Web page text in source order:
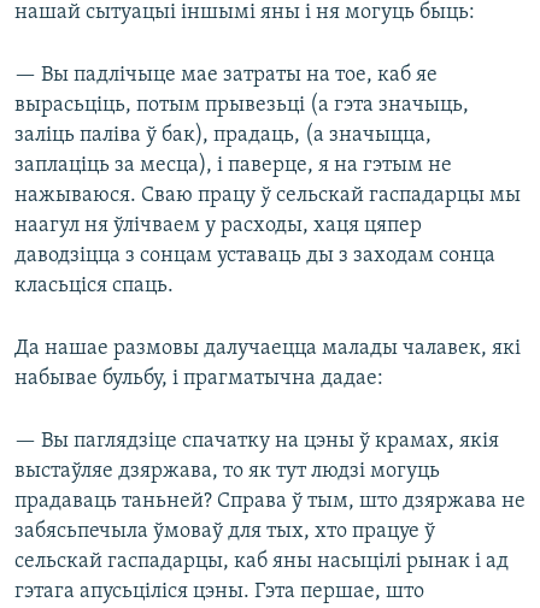
нашай сытуацыі іншымі яны і ня могуць быць:
— Вы падлічыце мае затраты на тое, каб яе
вырасьціць, потым прывезьці (а гэта значыць,
заліць паліва ў бак), прадаць, (а значыцца,
заплаціць за месца), і паверце, я на гэтым не
нажываюся. Сваю працу ў сельскай гаспадарцы мы
наагул ня ўлічваем у расходы, хаця цяпер
даводзіцца з сонцам уставаць ды з заходам сонца
класьціся спаць.
Да нашае размовы далучаецца малады чалавек, які
набывае бульбу, і прагматычна дадае:
— Вы паглядзіце спачатку на цэны ў крамах, якія
выстаўляе дзяржава, то як тут людзі могуць
прадаваць таньней? Справа ў тым, што дзяржава не
забясьпечыла ўмоваў для тых, хто працуе ў
сельскай гаспадарцы, каб яны насыцілі рынак і ад
гэтага апусьціліся цэны. Гэта першае, што